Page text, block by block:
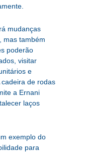
mudanças
mas também
poderão
visitar
e
de rodas
a Ernani
laços
exemplo do
para